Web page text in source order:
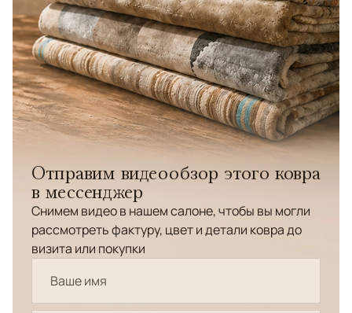
Отправим видеообзор этого ковра
в мессенджер
Снимем видео в нашем салоне, чтобы вы могли
рассмотреть фактуру, цвет и детали ковра до
визита или покупки